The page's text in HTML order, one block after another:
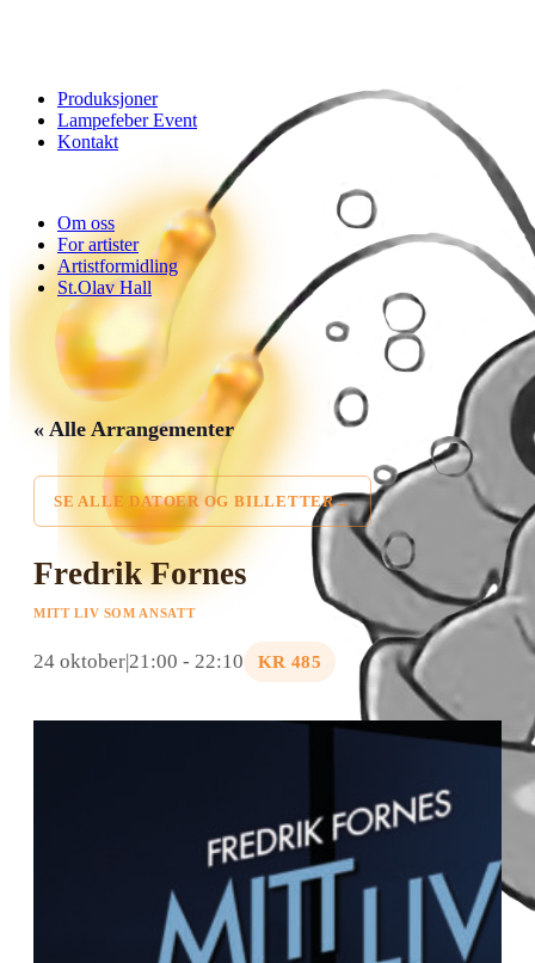
Produksjoner
Lampefeber Event
Kontakt
Om oss
For artister
Artistformidling
St.Olav Hall
« Alle Arrangementer
SE ALLE DATOER OG BILLETTER
Fredrik Fornes
MITT LIV SOM ANSATT
24 oktober|21:00 - 22:10 KR 485